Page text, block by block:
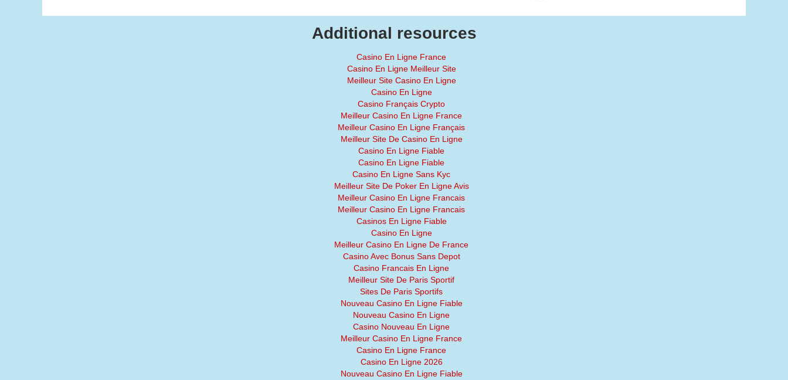
Additional resources
Casino En Ligne France
Casino En Ligne Meilleur Site
Meilleur Site Casino En Ligne
Casino En Ligne
Casino Français Crypto
Meilleur Casino En Ligne France
Meilleur Casino En Ligne Français
Meilleur Site De Casino En Ligne
Casino En Ligne Fiable
Casino En Ligne Fiable
Casino En Ligne Sans Kyc
Meilleur Site De Poker En Ligne Avis
Meilleur Casino En Ligne Francais
Meilleur Casino En Ligne Francais
Casinos En Ligne Fiable
Casino En Ligne
Meilleur Casino En Ligne De France
Casino Avec Bonus Sans Depot
Casino Francais En Ligne
Meilleur Site De Paris Sportif
Sites De Paris Sportifs
Nouveau Casino En Ligne Fiable
Nouveau Casino En Ligne
Casino Nouveau En Ligne
Meilleur Casino En Ligne France
Casino En Ligne France
Casino En Ligne 2026
Nouveau Casino En Ligne Fiable